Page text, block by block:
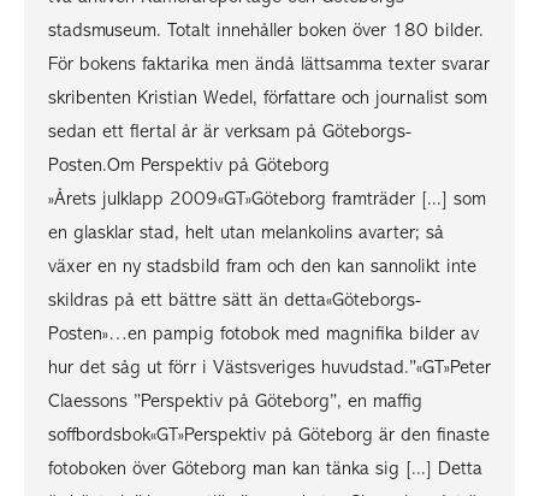
stadsmuseum. Totalt innehåller boken över 180 bilder.
För bokens faktarika men ändå lättsamma texter svarar
skribenten Kristian Wedel, författare och journalist som
sedan ett flertal år är verksam på Göteborgs-
Posten.Om Perspektiv på Göteborg
»Årets julklapp 2009«GT»Göteborg framträder [...] som
en glasklar stad, helt utan melankolins avarter; så
växer en ny stadsbild fram och den kan sannolikt inte
skildras på ett bättre sätt än detta«Göteborgs-
Posten»…en pampig fotobok med magnifika bilder av
hur det såg ut förr i Västsveriges huvudstad.”«GT»Peter
Claessons ”Perspektiv på Göteborg”, en maffig
soffbordsbok«GT»Perspektiv på Göteborg är den finaste
fotoboken över Göteborg man kan tänka sig [...] Detta